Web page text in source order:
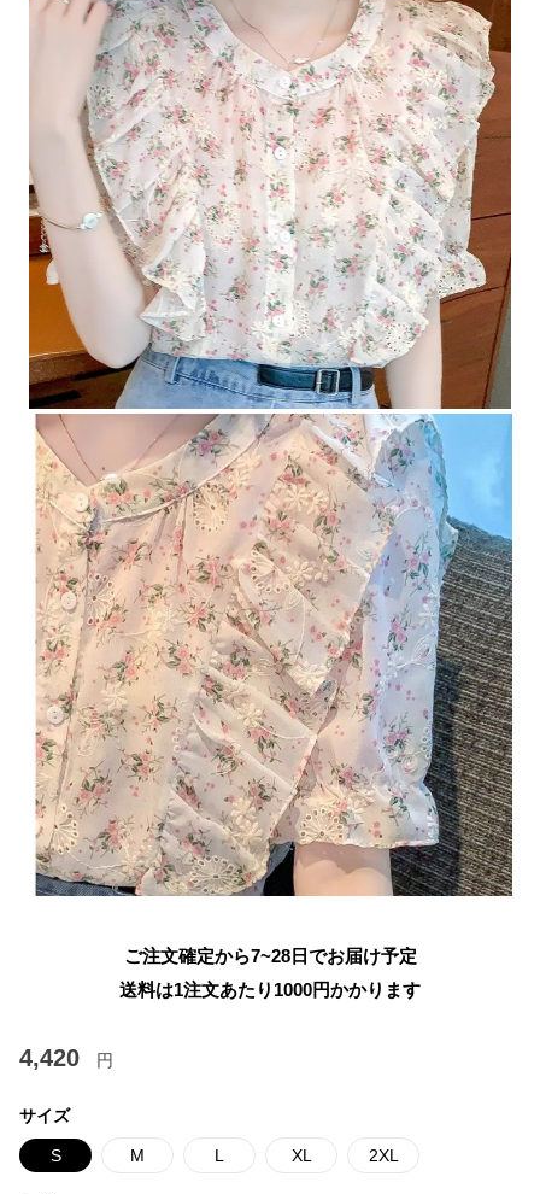
ご注文確定から7~28日でお届け予定
送料は1注文あたり 1000円かかります
4,420 円
サイズ
S M L XL 2XL